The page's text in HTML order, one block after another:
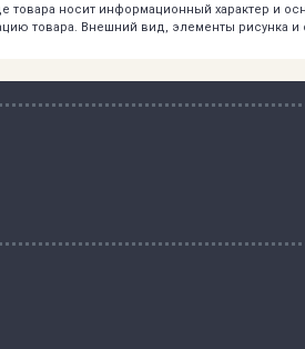
товара носит информационный характер и
Внешний вид, элементы рисунка и